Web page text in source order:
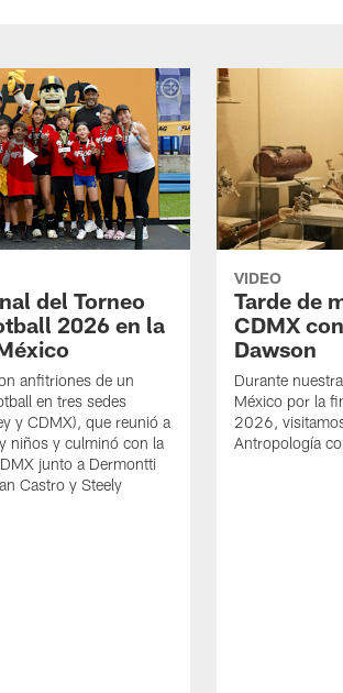
del Torneo
2026 en la
anfitriones de un
en tres sedes
y CDMX), que reunió a
niños y culminó con la
junto a Dermontti
Castro y Steely
VIDEO
Tarde de
CDMX
Dawson
Durante
México por la
2026,
Antropología